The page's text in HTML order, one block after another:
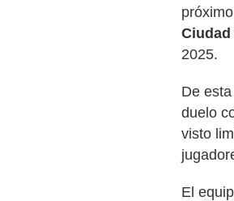
2025.
De
duelo
visto
El